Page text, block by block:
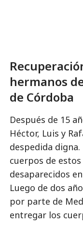
hermanos
de Córdoba
Después de 15
Héctor, Luis y
despedida
cuerpos de
desaparecidos
Luego de dos
por parte de
entregar los